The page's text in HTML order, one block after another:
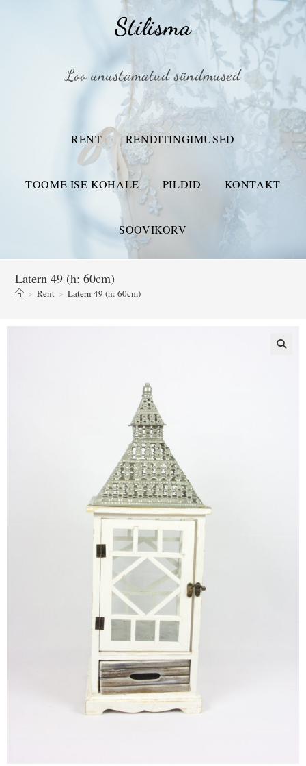
Stilisma
Loo unustamatud sündmused
RENT RENDITINGIMUSED
TOOME ISE KOHALE PILDID KONTAKT
SOOVIKORV
Latern 49 (h: 60cm)
> Rent > Latern 49 (h: 60cm)